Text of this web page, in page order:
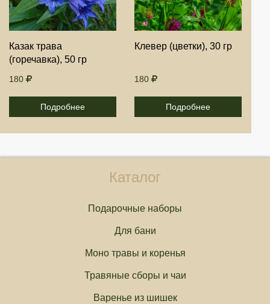
Казак трава
(горечавка), 50 гр
180
Подробнее
Отмена
Клевер (цветки), 30 гр
180
Подробнее
Каталог
Подарочные наборы
Для бани
Моно травы и коренья
Травяные сборы и чаи
Варенье из шишек